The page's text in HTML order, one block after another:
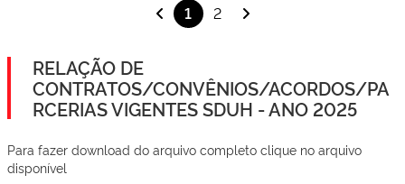
1 2
RELAÇÃO DE
CONTRATOS/CONVÊNIOS/ACORDOS/PA
RCERIAS VIGENTES SDUH - ANO 2025
Para fazer download do arquivo completo clique no arquivo
disponível